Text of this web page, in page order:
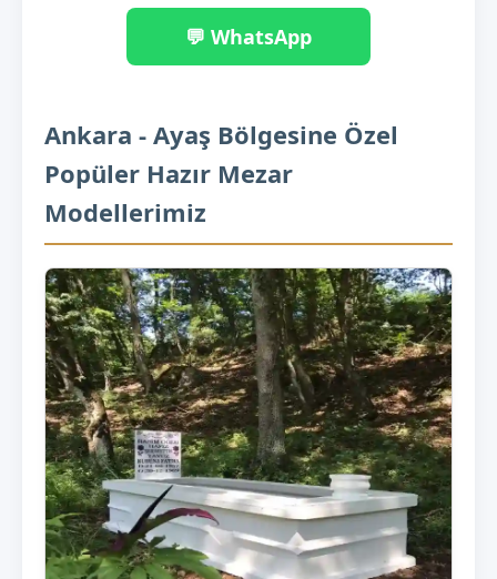
💬 WhatsApp
Ankara - Ayaş Bölgesine Özel
Popüler Hazır Mezar
Modellerimiz